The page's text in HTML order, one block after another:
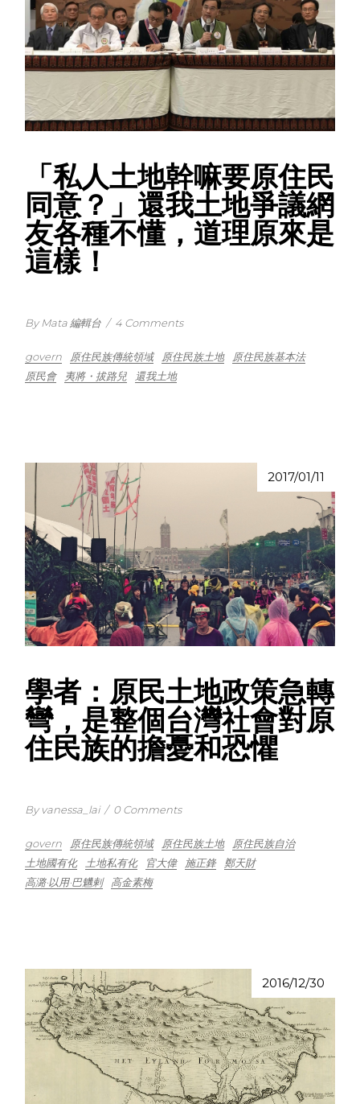
「私人土地幹嘛要原住民
同意？」還我土地爭議網
友各種不懂，道理原來是
這樣！
By Mata 編輯台 / 4 Comments
govern 原住民族傳統領域 原住民族土地
原住民族基本法
原民會
夷將・拔路兒 還我土地
2017/01/11
學者：原民土地政策急轉
彎，是整個台灣社會對原
住民族的擔憂和恐懼
By vanessa_lai / 0 Comments
govern 原住民族傳統領域 原住民族土地
原住民族自治
土地國有化
土地私有化 官大偉 施正鋒
鄭天財
高潞·以用·巴魕剌
高金素梅
2016/12/30